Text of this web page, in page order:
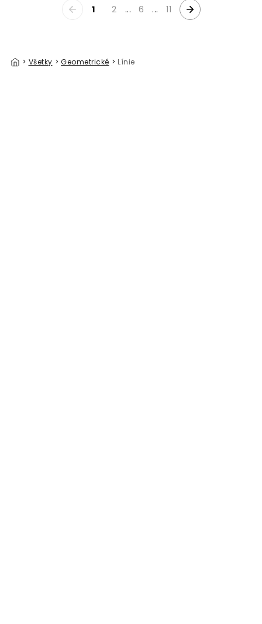
1 2 ... 6 ... 11
> Všetky > Geometrické > Línie